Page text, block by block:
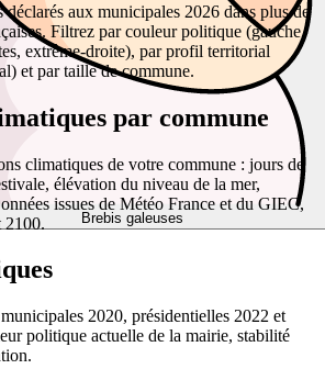
Brebis galeuses
déclarés aux municipales 2026 dans plus de
Filtrez par couleur politique (gauche,
extrême-droite), par profil territorial
et par taille de commune.
par commune
climatiques de votre commune : jours de
élévation du niveau de la mer,
issues de Météo France et du GIEC,
2100.
2020, présidentielles 2022 et
politique actuelle de la mairie, stabilité